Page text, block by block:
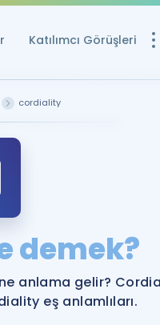
Katılımcı Görüşleri
YDS ve YÖKDİL
YDS ve YÖKDİL'e
cordiality
demek?
anlama gelir?
eş anlamlıları.